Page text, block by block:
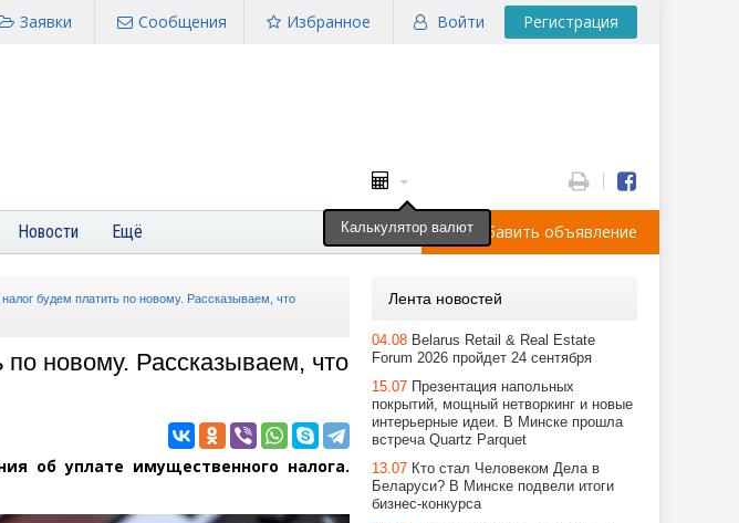
Войти Регистрация
Избранное
Сообщения
Заявки
Новости Ещё Добавить объявление
будем платить по новому. Рассказываем, что
новому. Рассказываем, что
об уплате имущественного налога.
Лента новостей
04.08 Belarus Retail & Real Estate
Forum 2026 пройдет 24 сентября
15.07 Презентация напольных
покрытий, мощный нетворкинг и новые
интерьерные идеи. В Минске прошла
встреча Quartz Parquet
13.07 Кто стал Человеком Дела в
Беларуси? В Минске подвели итоги
бизнес-конкурса
Калькулятор валют